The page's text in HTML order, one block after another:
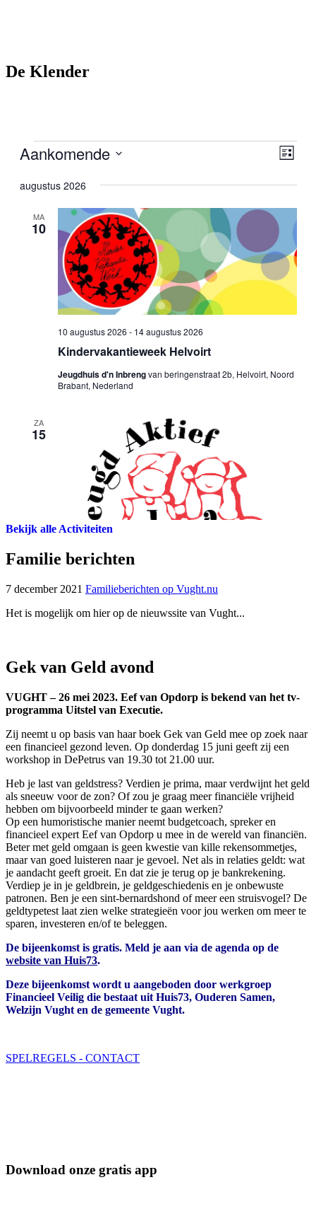
De Klender
Bekijk alle Activiteiten
Familie berichten
7 december 2021 Familieberichten op Vught.nu
Het is mogelijk om hier op de nieuwssite van Vught...
Gek van Geld avond
VUGHT – 26 mei 2023. Eef van Opdorp is bekend van het tv-
programma Uitstel van Executie.
Zij neemt u op basis van haar boek Gek van Geld mee op zoek naar
een financieel gezond leven. Op donderdag 15 juni geeft zij een
workshop in DePetrus van 19.30 tot 21.00 uur.
Heb je last van geldstress? Verdien je prima, maar verdwijnt het geld
als sneeuw voor de zon? Of zou je graag meer financiële vrijheid
hebben om bijvoorbeeld minder te gaan werken?
Op een humoristische manier neemt budgetcoach, spreker en
financieel expert Eef van Opdorp u mee in de wereld van financiën.
Beter met geld omgaan is geen kwestie van kille rekensommetjes,
maar van goed luisteren naar je gevoel. Net als in relaties geldt: wat
je aandacht geeft groeit. En dat zie je terug op je bankrekening.
Verdiep je in je geldbrein, je geldgeschiedenis en je onbewuste
patronen. Ben je een sint-bernardshond of meer een struisvogel? De
geldtypetest laat zien welke strategieën voor jou werken om meer te
sparen, investeren en/of te beleggen.
De bijeenkomst is gratis. Meld je aan via de agenda op de
website van Huis73.
Deze bijeenkomst wordt u aangeboden door werkgroep
Financieel Veilig die bestaat uit Huis73, Ouderen Samen,
Welzijn Vught en de gemeente Vught.
SPELREGELS - CONTACT
Download onze gratis app